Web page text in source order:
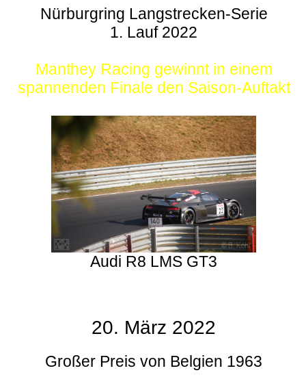
Nürburgring Langstrecken-Serie
1. Lauf 2022
Manthey Racing gewinnt in einem
spannenden Finale den Saison-Auftakt
Audi R8 LMS GT3
20. März 2022
Großer Preis von Belgien 1963